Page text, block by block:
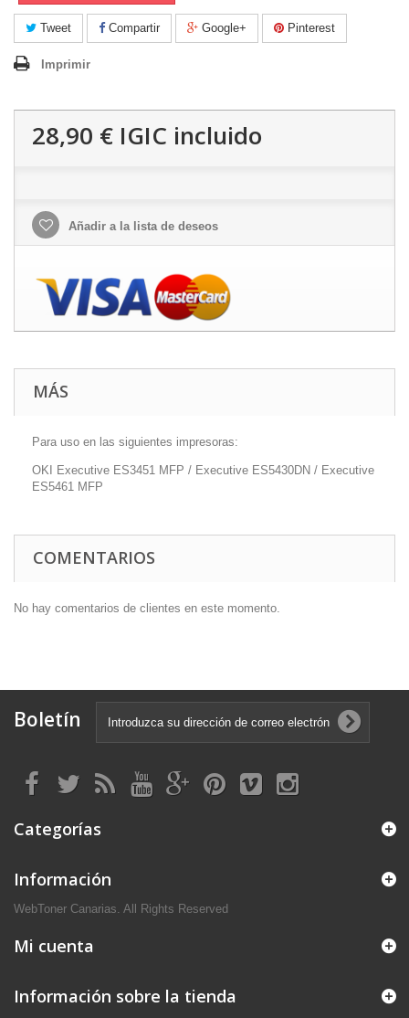
Tweet Compartir Google+ Pinterest
Imprimir
28,90 € IGIC incluido
Añadir a la lista de deseos
MÁS
Para uso en las siguientes impresoras:
OKI Executive ES3451 MFP / Executive ES5430DN / Executive
ES5461 MFP
COMENTARIOS
No hay comentarios de clientes en este momento.
Boletín
Categorías
Información
WebToner Canarias. All Rights Reserved
Mi cuenta
Información sobre la tienda